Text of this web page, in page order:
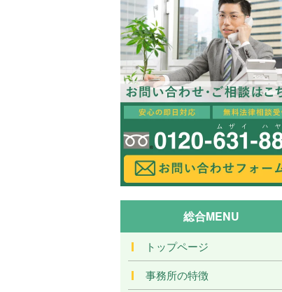
総合MENU
トップページ
事務所の特徴